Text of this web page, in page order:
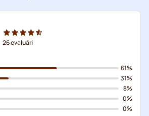
26evaluări
61%
31%
8%
0%
0%